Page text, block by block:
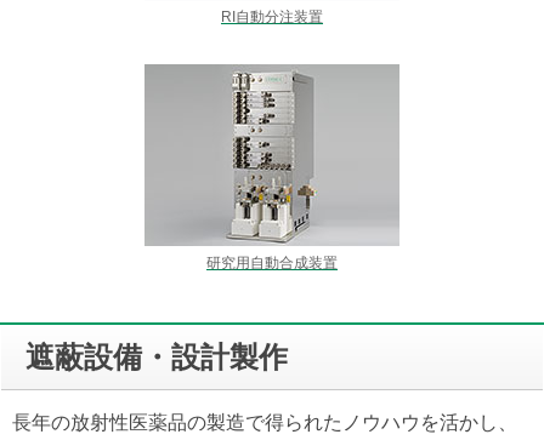
RI自動分注装置
研究用自動合成装置
遮蔽設備・設計製作
長年の放射性医薬品の製造で得られたノウハウを活かし、